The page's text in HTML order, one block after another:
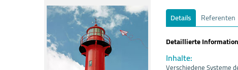
Details Referenten
Detaillierte
Inhalte:
Verschiedene Systeme